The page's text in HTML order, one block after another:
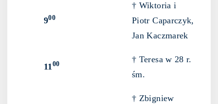
900
† Wiktoria i
Piotr Caparczyk,
Jan Kaczmarek
1100
† Teresa w 28 r.
śm.
† Zbigniew